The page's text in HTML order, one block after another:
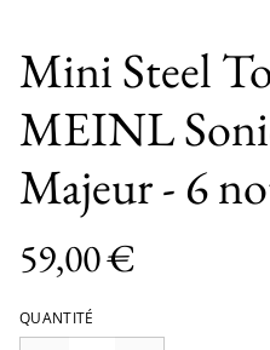
Mini Steel
MEINL
Majeur - 6
59,00 €
QUANTITÉ